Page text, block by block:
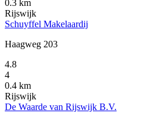
0.3 km
Rijswijk
Schuyffel Makelaardij
Haagweg 203
4.8
4
0.4 km
Rijswijk
De Waarde van Rijswijk B.V.